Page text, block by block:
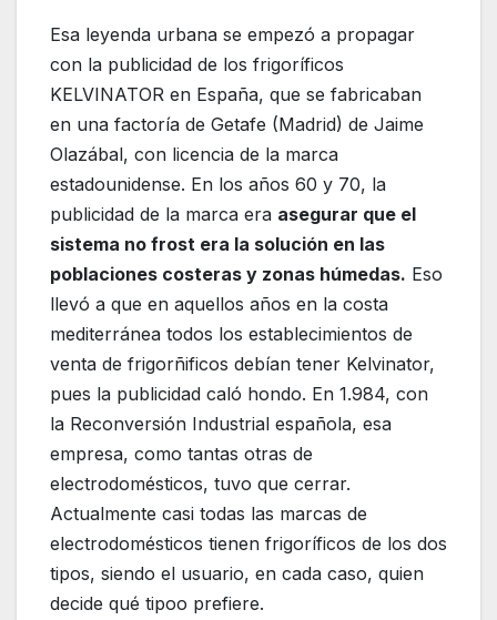
Esa leyenda urbana se empezó a propagar
con la publicidad de los frigoríficos
KELVINATOR en España, que se fabricaban
en una factoría de Getafe (Madrid) de Jaime
Olazábal, con licencia de la marca
estadounidense. En los años 60 y 70, la
publicidad de la marca era asegurar que el
sistema no frost era la solución en las
poblaciones costeras y zonas húmedas. Eso
llevó a que en aquellos años en la costa
mediterránea todos los establecimientos de
venta de frigorñificos debían tener Kelvinator,
pues la publicidad caló hondo. En 1.984, con
la Reconversión Industrial española, esa
empresa, como tantas otras de
electrodomésticos, tuvo que cerrar.
Actualmente casi todas las marcas de
electrodomésticos tienen frigoríficos de los dos
tipos, siendo el usuario, en cada caso, quien
decide qué tipoo prefiere.